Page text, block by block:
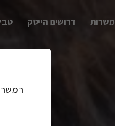
משרות דרושים הייטק